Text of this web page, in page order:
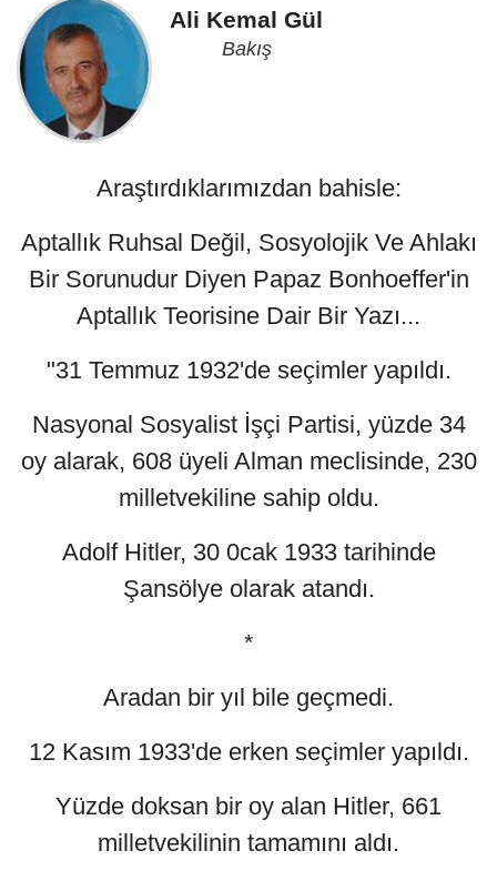
Ali Kemal Gül
Bakış
Araştırdıklarımızdan bahisle:
Aptallık Ruhsal Değil, Sosyolojik Ve Ahlakı
Bir Sorunudur Diyen Papaz Bonhoeffer'in
Aptallık Teorisine Dair Bir Yazı...
"31 Temmuz 1932'de seçimler yapıldı.
Nasyonal Sosyalist İşçi Partisi, yüzde 34
oy alarak, 608 üyeli Alman meclisinde, 230
milletvekiline sahip oldu.
Adolf Hitler, 30 0cak 1933 tarihinde
Şansölye olarak atandı.
*
Aradan bir yıl bile geçmedi.
12 Kasım 1933'de erken seçimler yapıldı.
Yüzde doksan bir oy alan Hitler, 661
milletvekilinin tamamını aldı.